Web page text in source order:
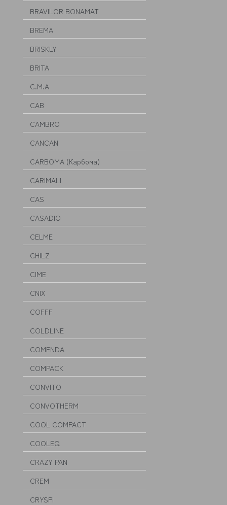
BRAVILOR BONAMAT
BREMA
BRISKLY
BRITA
C.M.A
CAB
CAMBRO
CANCAN
CARBOMA (Карбома)
CARIMALI
CAS
CASADIO
CELME
CHILZ
CIME
CNIX
COFFF
COLDLINE
COMENDA
COMPACK
CONVITO
CONVOTHERM
COOL COMPACT
COOLEQ
CRAZY PAN
CREM
CRYSPI